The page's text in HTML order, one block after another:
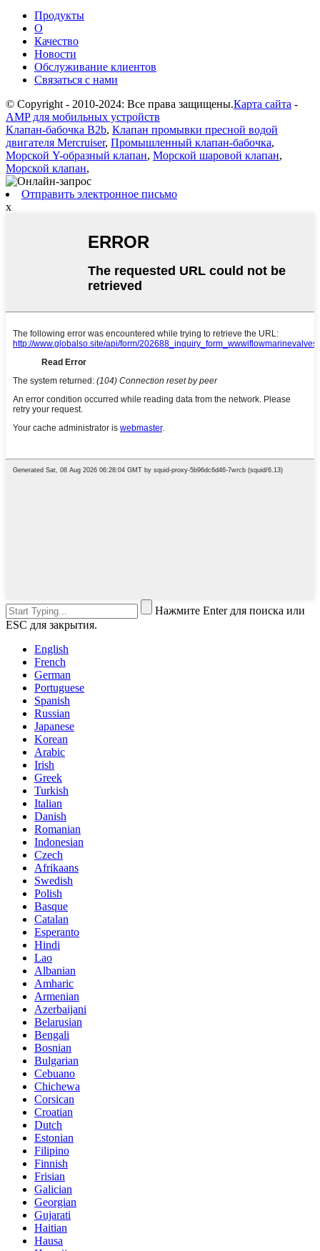
Продукты
О
Качество
Новости
Обслуживание клиентов
Связаться с нами
© Copyright - 2010-2024: Все права защищены.Карта сайта -
AMP для мобильных устройств
Клапан-бабочка B2b, Клапан промывки пресной водой
двигателя Mercruiser, Промышленный клапан-бабочка,
Морской Y-образный клапан, Морской шаровой клапан,
Морской клапан,
Отправить электронное письмо
x
Нажмите Enter для поиска или
ESC для закрытия.
English
French
German
Portuguese
Spanish
Russian
Japanese
Korean
Arabic
Irish
Greek
Turkish
Italian
Danish
Romanian
Indonesian
Czech
Afrikaans
Swedish
Polish
Basque
Catalan
Esperanto
Hindi
Lao
Albanian
Amharic
Armenian
Azerbaijani
Belarusian
Bengali
Bosnian
Bulgarian
Cebuano
Chichewa
Corsican
Croatian
Dutch
Estonian
Filipino
Finnish
Frisian
Galician
Georgian
Gujarati
Haitian
Hausa